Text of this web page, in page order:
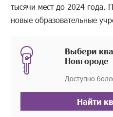
тысячи мест до 2024 года.
новые образовательные
Выбери
Новгороде
Доступно
Найти